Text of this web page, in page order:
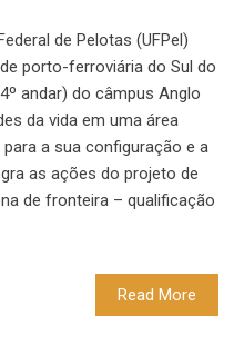
de Pelotas (UFPel)
porto-ferroviária do Sul do
andar) do câmpus Anglo
da vida em uma área
a sua configuração e a
as ações do projeto de
de fronteira – qualificação
Read More